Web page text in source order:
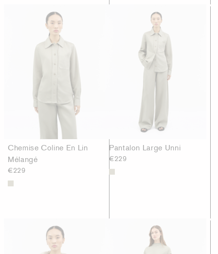
Chemise Coline En Lin
Mélangé
€229
Pantalon Large Unni
€229